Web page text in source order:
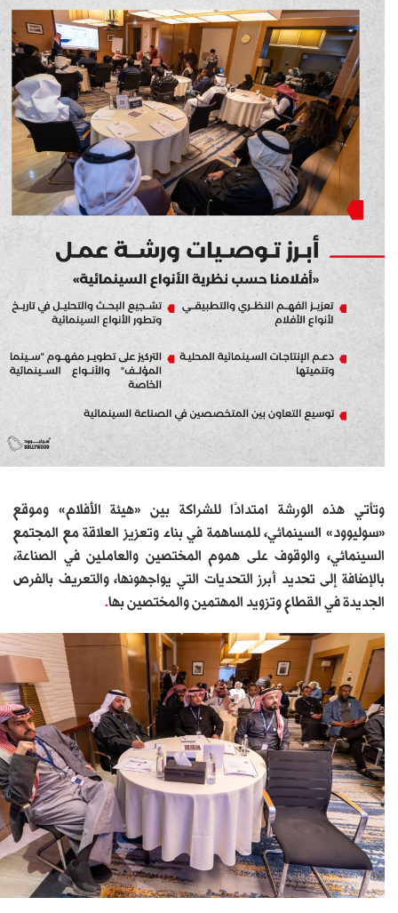
وتأتي هذه الورشة امتدادًا للشراكة بين «هيئة الأفلام» وموقع
«سوليوود» السينمائي، للمساهمة في بناء وتعزيز العلاقة مع المجتمع
السينمائي، والوقوف على هموم المختصين والعاملين في الصناعة،
بالإضافة إلى تحديد أبرز التحديات التي يواجهونها، والتعريف بالفرص
الجديدة في القطاع وتزويد المهتمين والمختصين بها.